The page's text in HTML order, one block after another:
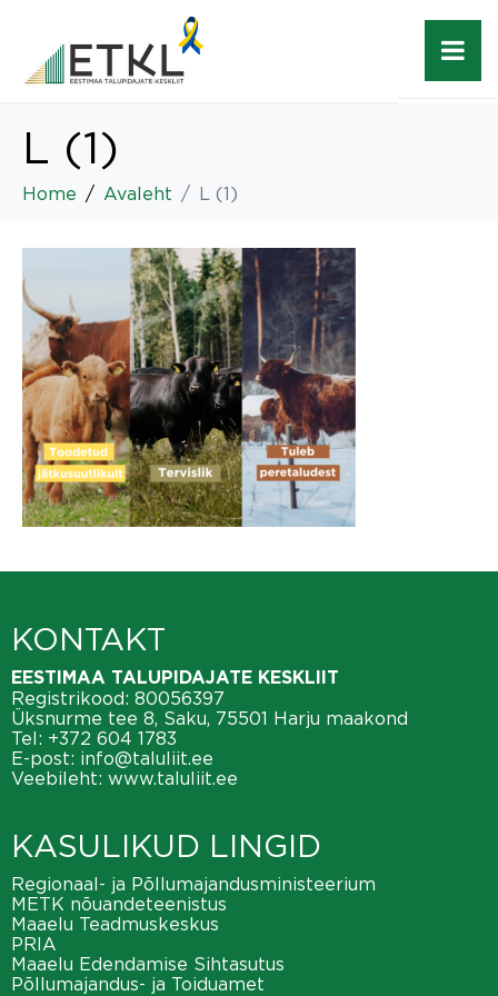
L (1)
Home Avaleht L (1)
KONTAKT
EESTIMAA TALUPIDAJATE KESKLIIT
Registrikood: 80056397
Üksnurme tee 8, Saku, 75501 Harju maakond
Tel: +372 604 1783
E-post: info@taluliit.ee
Veebileht: www.taluliit.ee
KASULIKUD LINGID
Regionaal- ja Põllumajandusministeerium
METK nõuandeteenistus
Maaelu Teadmuskeskus
PRIA
Maaelu Edendamise Sihtasutus
Põllumajandus- ja Toiduamet